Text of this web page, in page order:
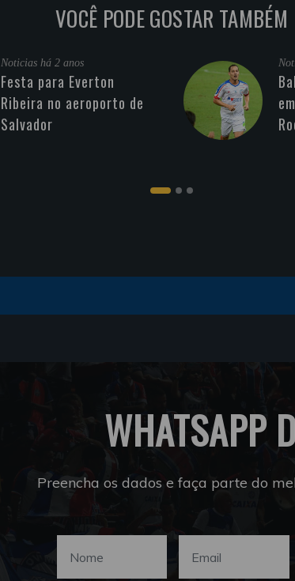
VOCÊ PODE GOSTAR TAMBÉM
Noticias há 2 anos
Festa para Everton
Ribeira no aeroporto de
Salvador
WHATSAPP
Preencha os dados e faça parte do